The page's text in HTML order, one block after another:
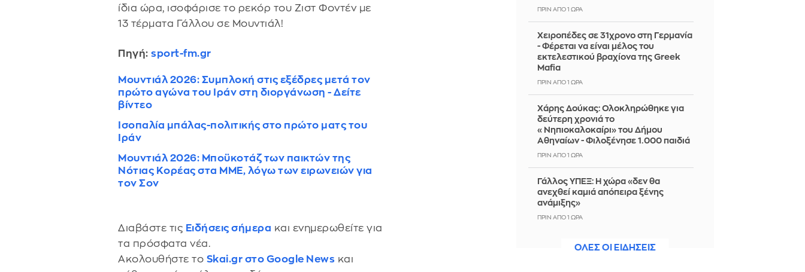
ίδια ώρα, ισοφάρισε το ρεκόρ του Ζιστ Φοντέν με
13 τέρματα Γάλλου σε Μουντιάλ!
Πηγή: sport-fm.gr
Μουντιάλ 2026: Συμπλοκή στις εξέδρες μετά τον
πρώτο αγώνα του Ιράν στη διοργάνωση - Δείτε
βίντεο
Ισοπαλία μπάλας-πολιτικής στο πρώτο ματς του
Ιράν
Μουντιάλ 2026: Μποϋκοτάζ των παικτών της
Νότιας Κορέας στα ΜΜΕ, λόγω των ειρωνειών για
τον Σον
Διαβάστε τις Ειδήσεις σήμερα και ενημερωθείτε για
τα πρόσφατα νέα.
Ακολουθήστε το Skai.gr στο Google News και
ΠΡΙΝ ΑΠΌ 1 ΏΡΑ
Χειροπέδες σε 31χρονο στη Γερμανία
- Φέρεται να είναι μέλος του
εκτελεστικού βραχίονα της Greek
Mafia
ΠΡΙΝ ΑΠΌ 1 ΏΡΑ
Χάρης Δούκας: Ολοκληρώθηκε για
δεύτερη χρονιά το
«Νηπιοκαλοκαίρι» του Δήμου
Αθηναίων - Φιλοξένησε 1.000 παιδιά
ΠΡΙΝ ΑΠΌ 1 ΏΡΑ
Γάλλος ΥΠΕΞ: Η χώρα «δεν θα
ανεχθεί καμιά απόπειρα ξένης
ανάμιξης»
ΠΡΙΝ ΑΠΌ 1 ΏΡΑ
Άννα Βίσση: Η αυτοσχέδια καντάδα
ΟΛΕΣ ΟΙ ΕΙΔΗΣΕΙΣ